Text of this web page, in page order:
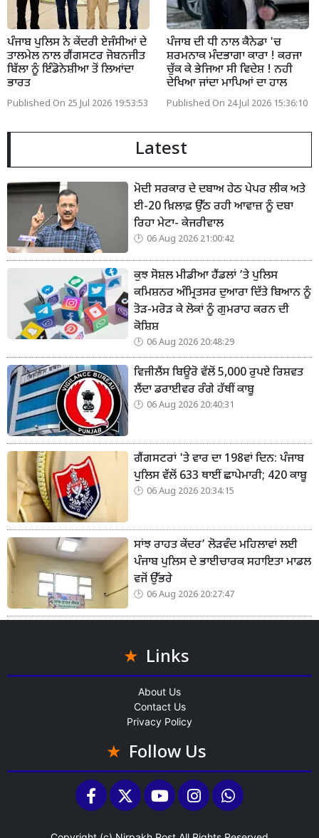
ਪੰਜਾਬ ਪੁਲਿਸ ਨੇ ਕੇਂਦਰੀ ਏਜੰਸੀਆਂ ਦੇ
ਤਾਲਮੇਲ ਨਾਲ ਗੈਂਗਸਟਰ ਜੋਬਨਜੀਤ
ਬਿੱਲਾ ਨੂੰ ਇੰਡੋਨੇਸ਼ੀਆ ਤੋਂ ਲਿਆਂਦਾ
ਭਾਰਤ
Published On 25 Jul 2026 19:53:53
ਪੰਜਾਬ ਦੀ ਧੀ ਨਾਲ ਕੈਨੇਡਾ 'ਚ
ਸ਼ਰਮਨਾਕ ਮੰਦਭਾਗਾ ਕਾਰਾ ! ਕਰਜਾ
ਚੁੱਕ ਕੇ ਭੇਜਿਆ ਸੀ ਵਿਦੇਸ਼ ! ਨਹੀ
ਦੇਖਿਆ ਜਾਂਦਾ ਮਾਪਿਆਂ ਦਾ ਹਾਲ
Published On 24 Jul 2026 15:36:10
Latest
ਮੋਦੀ ਸਰਕਾਰ ਦੇ ਦਬਾਅ ਹੇਠ ਪੇਪਰ ਲੀਕ ਅਤੇ
ਈ-20 ਖ਼ਿਲਾਫ਼ ਉੱਠ ਰਹੀ ਆਵਾਜ਼ ਨੂੰ ਦਬਾ
ਰਿਹਾ ਮੇਟਾ- ਕੇਜਰੀਵਾਲ
06 Aug 2026 21:00:42
ਕੁਝ ਸੋਸ਼ਲ ਮੀਡੀਆ ਹੈਂਡਲਾਂ ’ਤੇ ਪੁਲਿਸ
ਕਮਿਸ਼ਨਰ ਅੰਮ੍ਰਿਤਸਰ ਦੁਆਰਾ ਦਿੱਤੇ ਬਿਆਨ ਨੂੰ
ਤੋੜ-ਮਰੋੜ ਕੇ ਲੋਕਾਂ ਨੂੰ ਗੁਮਰਾਹ ਕਰਨ ਦੀ
ਕੋਸ਼ਿਸ਼
06 Aug 2026 20:48:29
ਵਿਜੀਲੈਂਸ ਬਿਊਰੋ ਵੱਲੋਂ 5,000 ਰੁਪਏ ਰਿਸ਼ਵਤ
ਲੈਂਦਾ ਡਰਾਈਵਰ ਰੰਗੇ ਹੱਥੀਂ ਕਾਬੂ
06 Aug 2026 20:40:31
ਗੈਂਗਸਟਰਾਂ 'ਤੇ ਵਾਰ ਦਾ 198ਵਾਂ ਦਿਨ: ਪੰਜਾਬ
ਪੁਲਿਸ ਵੱਲੋਂ 633 ਥਾਈਂ ਛਾਪੇਮਾਰੀ; 420 ਕਾਬੂ
06 Aug 2026 20:34:15
ਸਾਂਝ ਰਾਹਤ ਕੇਂਦਰ’ ਲੋੜਵੰਦ ਮਹਿਲਾਵਾਂ ਲਈ
ਪੰਜਾਬ ਪੁਲਿਸ ਦੇ ਭਾਈਚਾਰਕ ਸਹਾਇਤਾ ਮਾਡਲ
ਵਜੋਂ ਉੱਭਰੇ
06 Aug 2026 20:27:47
Links
About Us
Contact Us
Privacy Policy
Follow Us